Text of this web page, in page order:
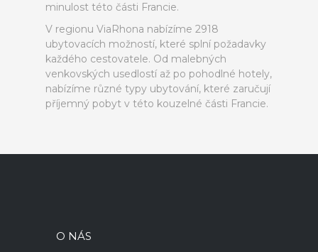
minulost této části Francie.
V regionu ViaRhona nabízíme 2918
ubytovacích možností, které splní požadavky
každého cestovatele. Od malebných
venkovských usedlostí až po pohodlné hotely,
nabízíme různé typy ubytování, které zaručují
příjemný pobyt v této kouzelné části Francie.
O NÁS